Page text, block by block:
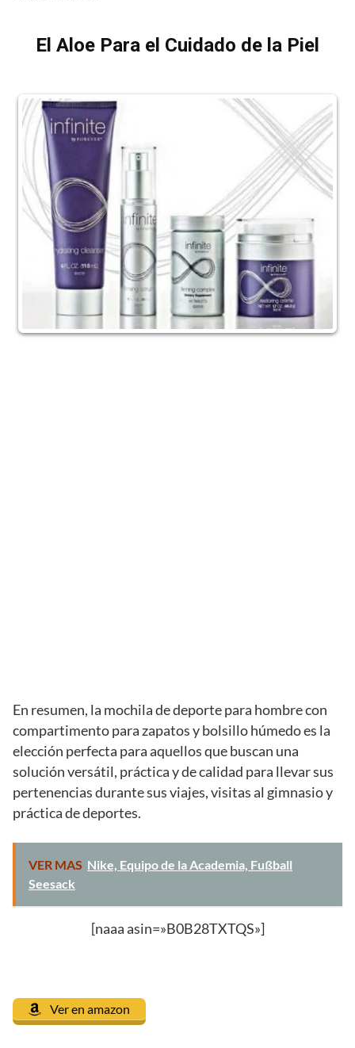
El Aloe Para el Cuidado de la Piel
En resumen, la mochila de deporte para hombre con
compartimento para zapatos y bolsillo húmedo es la
elección perfecta para aquellos que buscan una
solución versátil, práctica y de calidad para llevar sus
pertenencias durante sus viajes, visitas al gimnasio y
práctica de deportes.
VER MAS Nike, Equipo de la Academia, Fußball
Seesack
[naaa asin=»B0B28TXTQS»]
Ver en amazon